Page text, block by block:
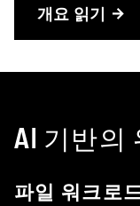
개요 읽기
AI 기반의
파일 워크로